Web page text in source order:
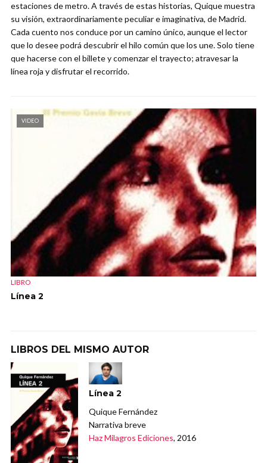
estaciones de metro. A través de estas historias, Quique muestra
su visión, extraordinariamente peculiar e imaginativa, de Madrid.
Cada cuento nos conduce por un camino único, aunque el lector
que lo desee podrá descubrir el hilo común que los une. Solo tiene
que hacerse con el billete y comenzar el trayecto; atravesar la
línea roja y disfrutar el recorrido.
VIDEO
LIBRO
Línea 2
LIBROS DEL MISMO AUTOR
Línea 2
Quique Fernández
Narrativa breve
Haz Milagros Ediciones, 2016